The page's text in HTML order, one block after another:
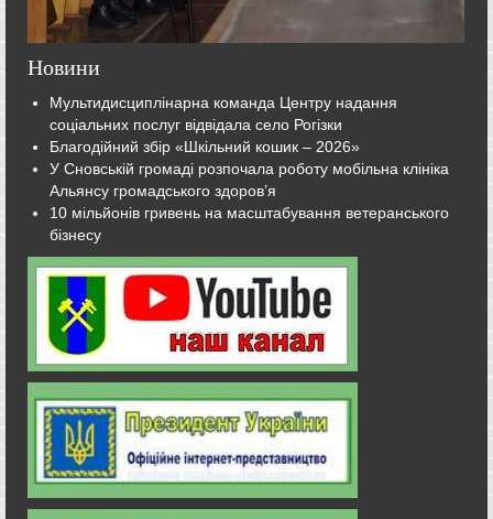
Новини
Мультидисциплінарна команда Центру надання
соціальних послуг відвідала село Рогізки
Благодійний збір «Шкільний кошик – 2026»
У Сновській громаді розпочала роботу мобільна клініка
Альянсу громадського здоров’я
10 мільйонів гривень на масштабування ветеранського
бізнесу